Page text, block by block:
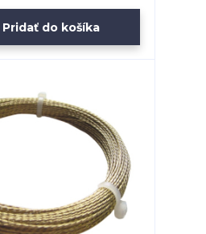
Pridať do košíka